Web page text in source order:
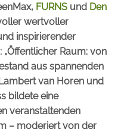
FURNS und Den
wertvoller
inspirierender
Raum: von
aus spannenden
van Horen und
bildete eine
veranstaltenden
– moderiert von der